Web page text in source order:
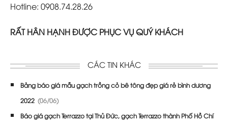
Hotline: 0908.74.28.26
RẤT HÂN HẠNH ĐƯỢC PHỤC VỤ QUÝ KHÁCH
CÁC TIN KHÁC
Bảng báo giá mẫu gạch trồng cỏ bê tông đẹp giá rẻ bình dương
2022 (06/06)
Báo giá gạch Terrazzo tại Thủ Đức, gạch Terrazzo thành Phố Hồ Chí